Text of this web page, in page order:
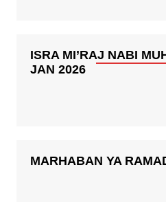
ISRA MI’RAJ NABI
JAN 2026
MARHABAN YA